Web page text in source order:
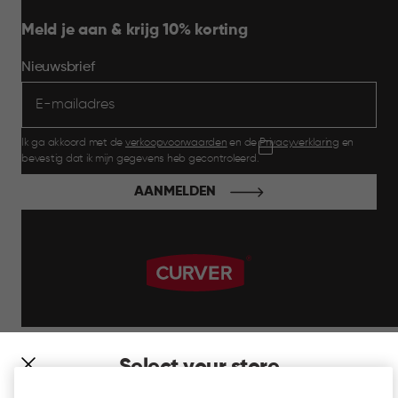
Select your store
Meld je aan & krijg 10% korting
Nieuwsbrief
Ik ga akkoord met de verkoopvoorwaarden en dePrivacyverklaring en
bevestig dat ik mijn gegevens heb gecontroleerd.
AANMELDEN